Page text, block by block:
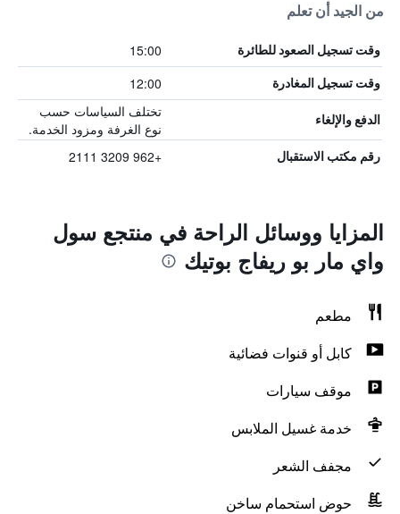
من الجيد أن تعلم
وقت تسجيل الصعود للطائرة 15:00
وقت تسجيل المغادرة 12:00
الدفع والإلغاء
تختلف السياسات حسب
نوع الغرفة ومزود الخدمة.
رقم مكتب الاستقبال +962 3209 2111
المزايا ووسائل الراحة في منتجع سول
واي مار بو ريفاج بوتيك
مطعم
كابل أو قنوات فضائية
موقف سيارات
خدمة غسيل الملابس
مجفف الشعر
حوض استحمام ساخن